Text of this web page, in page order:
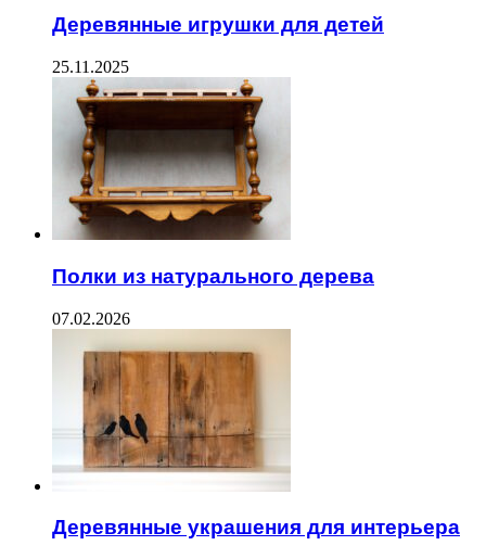
Деревянные игрушки для детей
25.11.2025
Полки из натурального дерева
07.02.2026
Деревянные украшения для интерьера